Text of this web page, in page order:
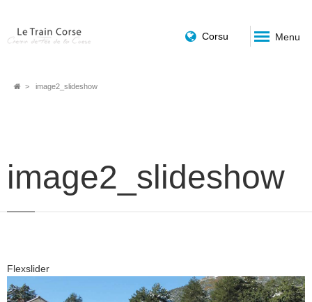
Corsu Menu
Filimage2_slideshow
image2_slideshow
Flexslider